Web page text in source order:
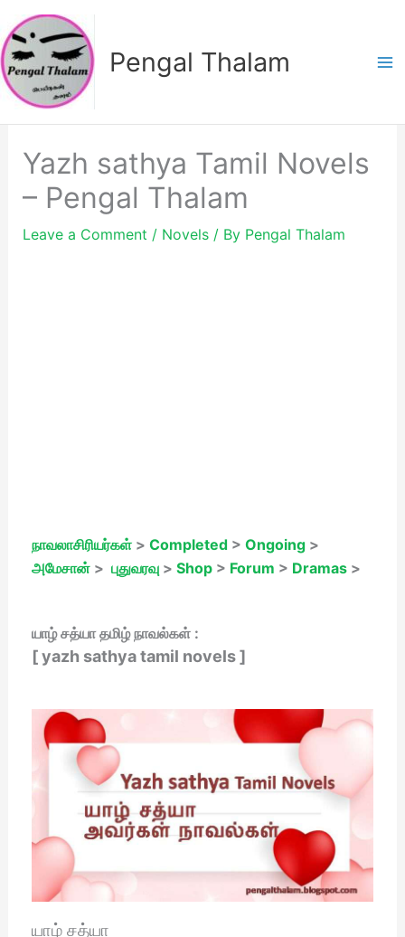
Skip
to
content
Pengal Thalam
Yazh sathya Tamil Novels
– Pengal Thalam
Leave a Comment / Novels/ By Pengal Thalam
நாவலாசிரியர்கள் > Completed > Ongoing>
அமேசான்> புதுவரவு > Shop> Forum > Dramas>
யாழ் சத்யா தமிழ் நாவல்கள் :
[ yazh sathya tamil novels ]
யாழ் சத்யா